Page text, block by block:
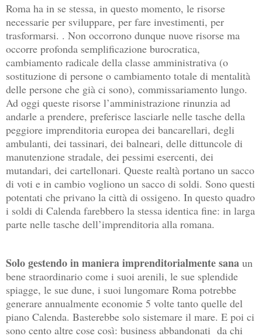
Roma ha in se stessa, in questo momento, le risorse
necessarie per sviluppare, per fare investimenti, per
trasformarsi. . Non occorrono dunque nuove risorse ma
occorre profonda semplificazione burocratica,
cambiamento radicale della classe amministrativa (o
sostituzione di persone o cambiamento totale di mentalità
delle persone che già ci sono), commissariamento lungo.
Ad oggi queste risorse l’amministrazione rinunzia ad
andarle a prendere, preferisce lasciarle nelle tasche della
peggiore imprenditoria europea dei bancarellari, degli
ambulanti, dei tassinari, dei balneari, delle dittuncole di
manutenzione stradale, dei pessimi esercenti, dei
mutandari, dei cartellonari. Queste realtà portano un sacco
di voti e in cambio vogliono un sacco di soldi. Sono questi
potentati che privano la città di ossigeno. In questo quadro
i soldi di Calenda farebbero la stessa identica fine: in larga
parte nelle tasche dell’imprenditoria alla romana.
Solo gestendo in maniera imprenditorialmente sana un
bene straordinario come i suoi arenili, le sue splendide
spiagge, le sue dune, i suoi lungomare Roma potrebbe
generare annualmente economie 5 volte tanto quelle del
piano Calenda. Basterebbe solo sistemare il mare. E poi ci
sono cento altre cose così: business abbandonati da chi